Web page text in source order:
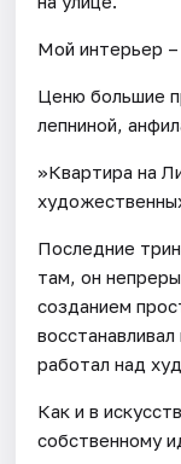
Мой интерьер –
Ценю большие
лепниной,
»Квартира на
Последние
там, он
созданием
работал над
Как и в
собственному